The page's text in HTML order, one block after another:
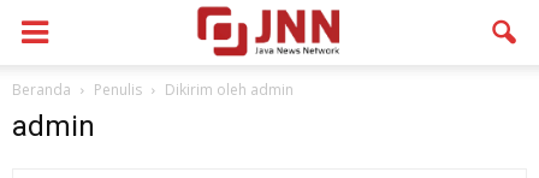
Beranda Penulis Dikirim oleh admin
admin